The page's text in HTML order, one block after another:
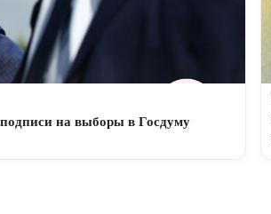
подписи на выборы в Госдуму